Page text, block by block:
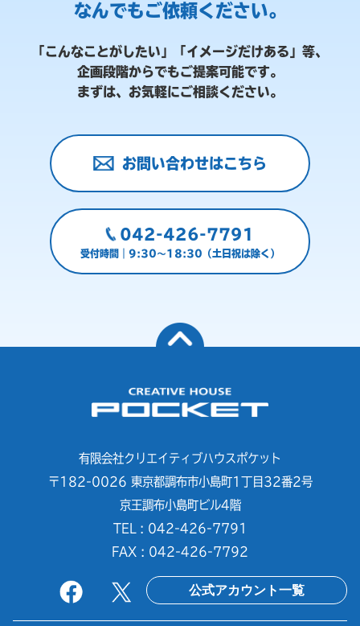
なんでもご依頼ください。
「こんなことがしたい」「イメージだけある」等、
企画段階からでもご提案可能です。
まずは、お気軽にご相談ください。
お問い合わせはこちら
042-426-7791
受付時間｜9:30～18:30（土日祝は除く）
有限会社クリエイティブハウスポケット
〒182-0026 東京都調布市小島町1丁目32番2号
京王調布小島町ビル4階
TEL : 042-426-7791
FAX : 042-426-7792
公式アカウント一覧